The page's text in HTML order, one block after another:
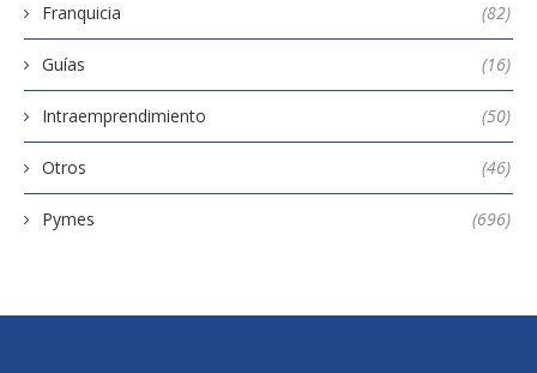
Franquicia (82)
Guías (16)
Intraemprendimiento (50)
Otros (46)
Pymes (696)